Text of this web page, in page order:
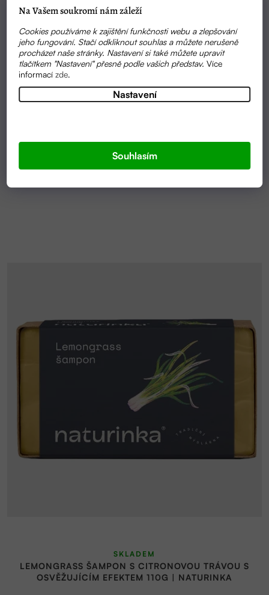
Na Vašem soukromí nám záleží
Cookies používáme k zajištění funkčnosti webu a zlepšování
jeho fungování. Stačí odkliknout souhlas a můžete nerušeně
procházet naše stránky. Nastavení si také můžete upravit
tlačítkem "Nastavení" přesně podle vašich představ.Více
informacízde.
Nastavení
Souhlasím
BŘEZOVÝ ŠAMPON 110G | VÝŽIVA VLASOVÉ
POKOŽKY | NATURINKA
produktu
5,0
LEMONGRASS ŠAMPON S CITRONOVOU TRÁVOU S
OSVĚŽUJÍCÍM EFEKTEM 110G | NATURINKA
SKLADEM